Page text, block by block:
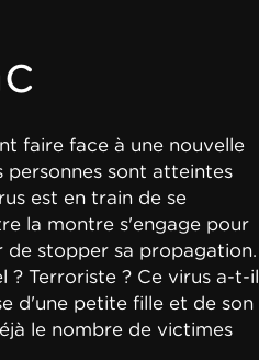
faire face à une nouvelle
personnes sont atteintes
est en train de se
la montre s'engage pour
stopper sa propagation.
? Terroriste ? Ce virus a-t-il
d'une petite fille et de son
le nombre de victimes